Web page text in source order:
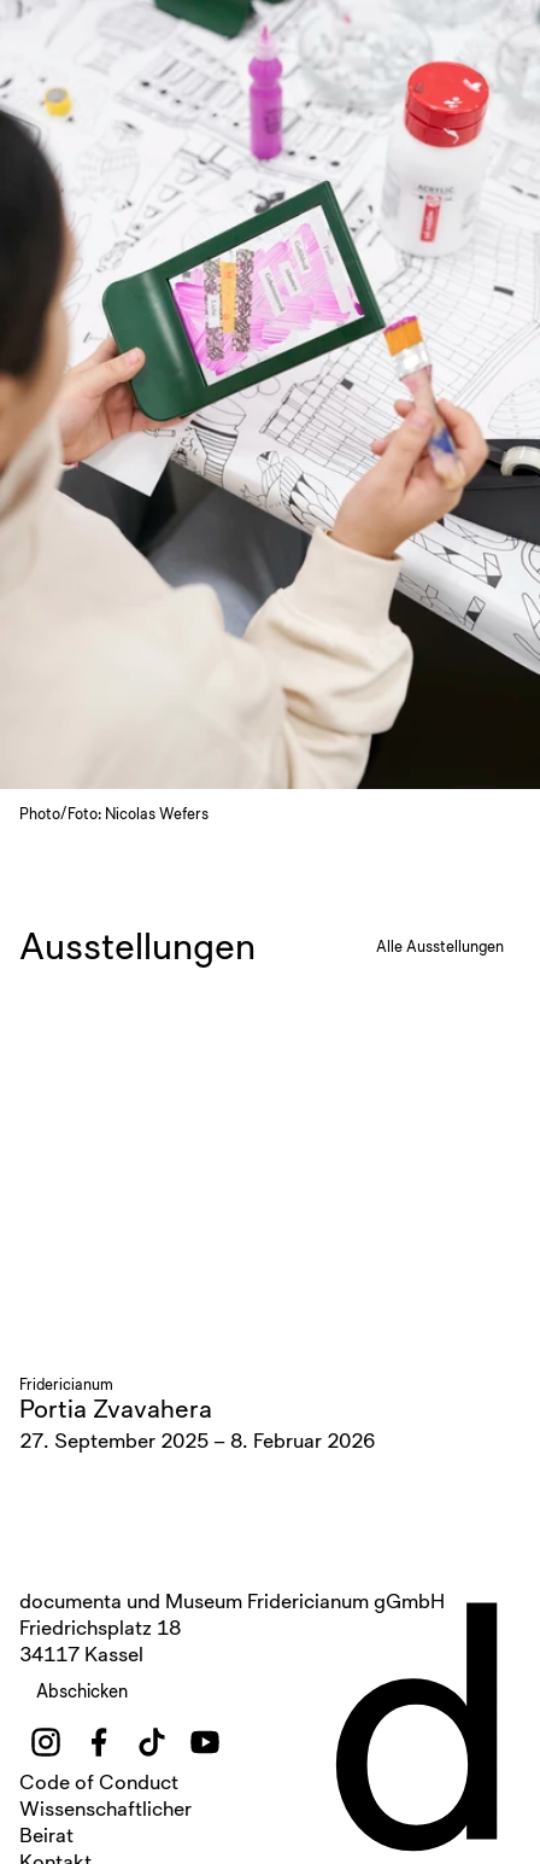
Photo/Foto: Nicolas Wefers
Ausstellungen Alle Ausstellungen
Fridericianum
Portia Zvavahera
27. September 2025 – 8. Februar 2026
documenta und Museum Fridericianum gGmbH
Friedrichsplatz 18
34117 Kassel
Abschicken
Code of Conduct
Wissenschaftlicher
Beirat
d